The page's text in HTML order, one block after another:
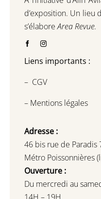
d’exposition. Un lieu
s’élaboreArea Revue.
Liens importants :
– CGV
– Mentions légales
Adresse :
46 bis rue de Paradis
Métro Poissonnières
Ouverture :
Du mercredi au
14H – 19H